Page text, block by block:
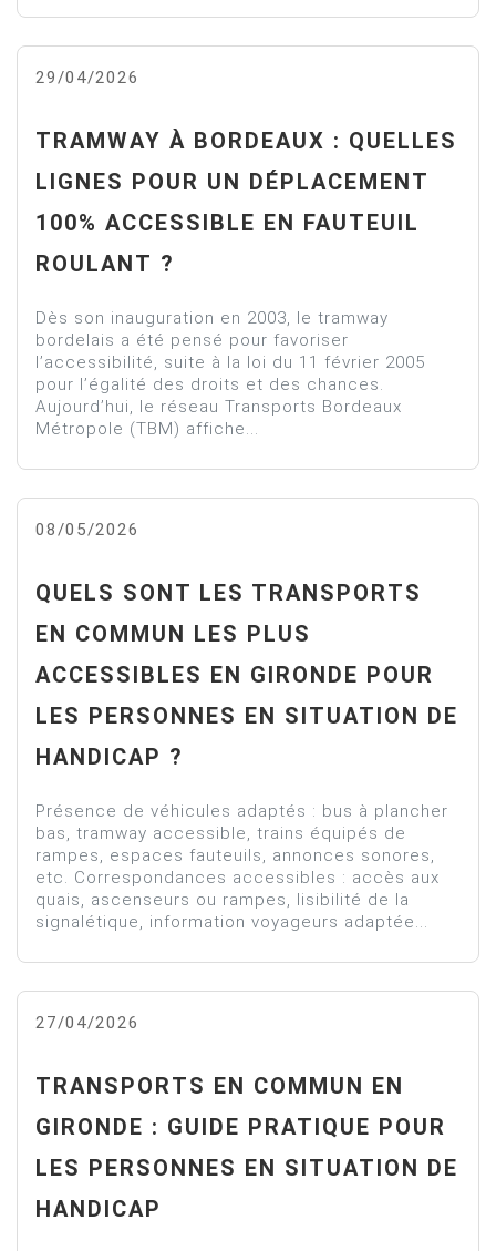
29/04/2026
TRAMWAY À BORDEAUX : QUELLES
LIGNES POUR UN DÉPLACEMENT
100% ACCESSIBLE EN FAUTEUIL
ROULANT ?
Dès son inauguration en 2003, le tramway
bordelais a été pensé pour favoriser
l’accessibilité, suite à la loi du 11 février 2005
pour l’égalité des droits et des chances.
Aujourd’hui, le réseau Transports Bordeaux
Métropole (TBM) affiche...
08/05/2026
QUELS SONT LES TRANSPORTS
EN COMMUN LES PLUS
ACCESSIBLES EN GIRONDE POUR
LES PERSONNES EN SITUATION DE
HANDICAP ?
Présence de véhicules adaptés : bus à plancher
bas, tramway accessible, trains équipés de
rampes, espaces fauteuils, annonces sonores,
etc. Correspondances accessibles : accès aux
quais, ascenseurs ou rampes, lisibilité de la
signalétique, information voyageurs adaptée...
27/04/2026
TRANSPORTS EN COMMUN EN
GIRONDE : GUIDE PRATIQUE POUR
LES PERSONNES EN SITUATION DE
HANDICAP